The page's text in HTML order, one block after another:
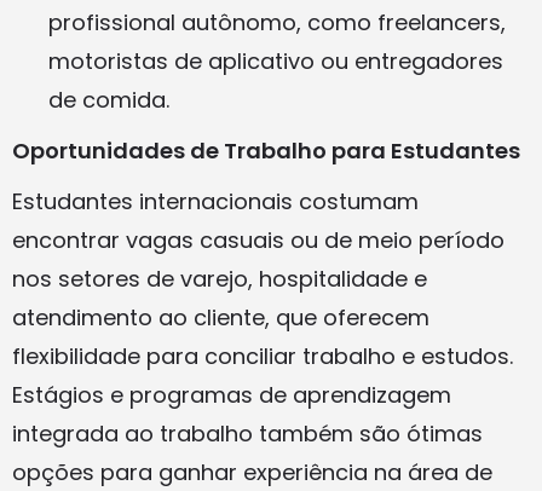
profissional autônomo, como freelancers,
motoristas de aplicativo ou entregadores
de comida.
Oportunidades de Trabalho para Estudantes
Estudantes internacionais costumam
encontrar vagas casuais ou de meio período
nos setores de varejo, hospitalidade e
atendimento ao cliente, que oferecem
flexibilidade para conciliar trabalho e estudos.
Estágios e programas de aprendizagem
integrada ao trabalho também são ótimas
opções para ganhar experiência na área de